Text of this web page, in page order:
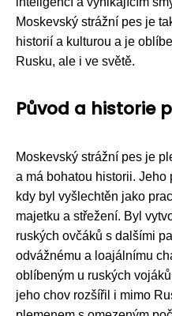
Moskevský strážní pes je
historií a kulturou a je
Rusku, ale i ve světě.
Původ a historie
Moskevský strážní pes je
a má bohatou historii. Jeho
kdy byl vyšlechtěn jako
majetku a střežení. Byl
ruských ovčáků s dalšími
odvážnému a loajálnímu
oblíbeným u ruských
jeho chov rozšířil i mimo